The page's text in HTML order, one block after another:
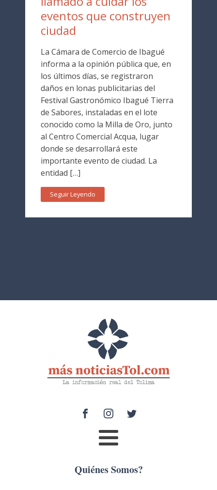
eventos que construyen
ciudad
La Cámara de Comercio de Ibagué
informa a la opinión pública que, en
los últimos días, se registraron
daños en lonas publicitarias del
Festival Gastronómico Ibagué Tierra
de Sabores, instaladas en el lote
conocido como la Milla de Oro, junto
al Centro Comercial Acqua, lugar
donde se desarrollará este
importante evento de ciudad. La
entidad […]
Seguir Leyendo
Quiénes Somos?